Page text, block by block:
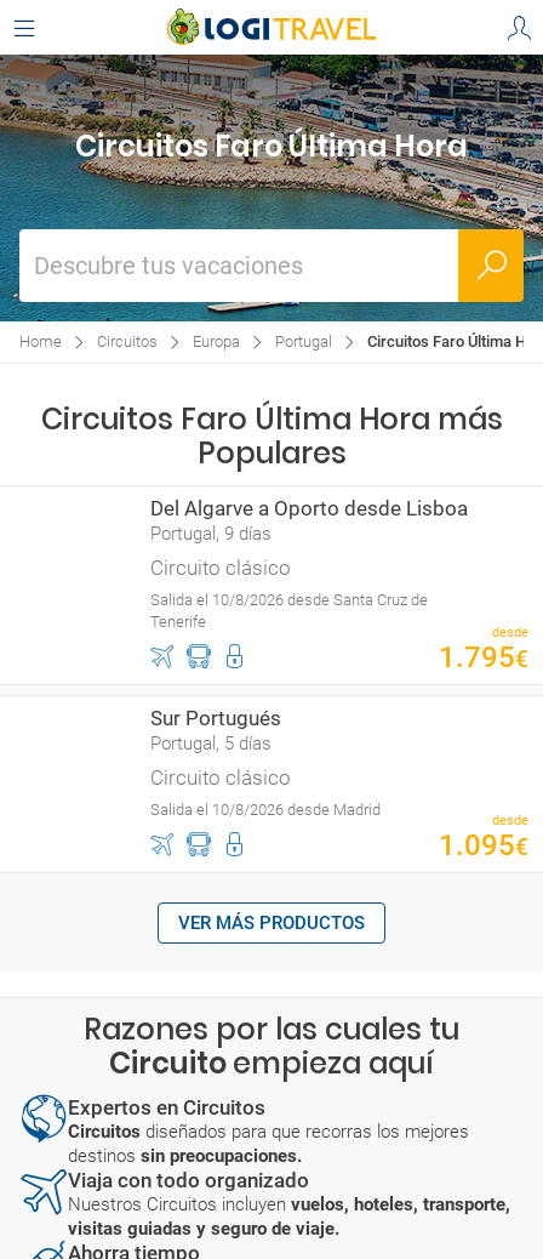
Circuitos Faro Última Hora
Descubre tus vacaciones
Home Circuitos Europa Portugal Circuitos Faro Última
Circuitos Faro Última Hora más
Populares
Del Algarve a Oporto desde Lisboa
Portugal, 9 días
Circuito clásico
Salida el 10/8/2026 desde Santa Cruz de
Tenerife
desde
1 .795€
Sur Portugués
Portugal, 5 días
Circuito clásico
Salida el 10/8/2026 desde Madrid
desde
1 .095€
VER MÁS PRODUCTOS
Razones por las cuales tu
Circuitoempieza aquí
Expertos en Circuitos
Circuitos diseñados para que recorras los mejores
destinos sin preocupaciones.
Viaja con todo organizado
Nuestros Circuitos incluyen vuelos, hoteles, transporte,
visitas guiadas y seguro de viaje.
Ahorra tiempo